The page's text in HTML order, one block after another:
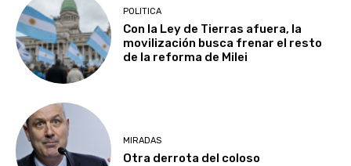
POLITICA
Con la Ley de Tierras afuera, la
movilización busca frenar el resto
de la reforma de Milei
MIRADAS
Otra derrota del coloso